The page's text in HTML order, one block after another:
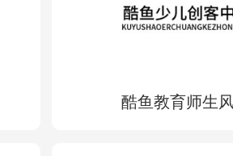
酷鱼教育师生